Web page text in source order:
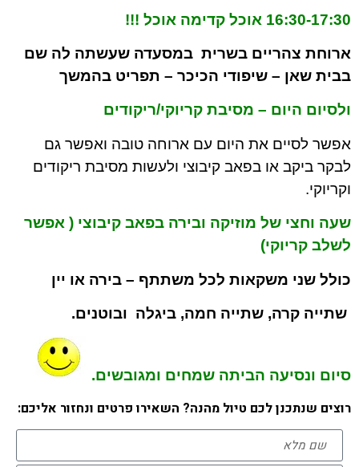
16:30-17:30 אוכל קדימה אוכל !!!
ארוחת צהריים בשרית במסעדה שעשתה לה שם
בבית שאן – שיפודי הכיכר – תפריט בהמשך
ולסיום היום – מסיבת קריוקי/ריקודים
אפשר לסיים את היום עם ארוחה טובה ואפשר גם
לבקר ביקב או בפאב קיבוצי ולעשות מסיבת ריקודים
וקריוקי.
שעה וחצי של מוזיקה ובירה בפאב קיבוצי ( אפשר
לשלב קריוקי)
כולל שני משקאות לכל משתתף – בירה או יין
שתייה קרה, שתייה חמה, ביגלה ובוטנים.
סיום ונסיעה הביתה שמחים ומגובשים.
רוצים שנתכנן לכם טיול מהנה? השאירו פרטים ונחזור אליכם: